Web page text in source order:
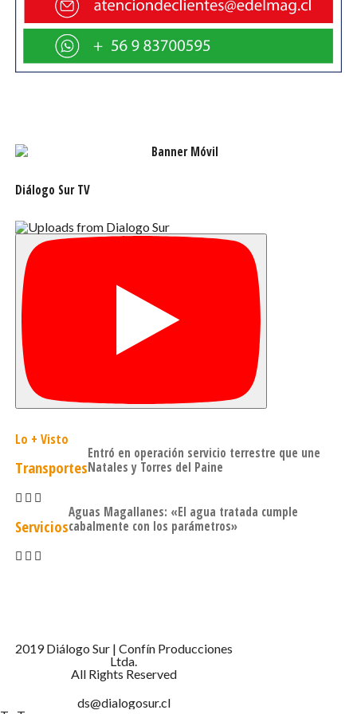
Tanto las presentaciones de Puerto Natales como la de
Punta Arenas, son de acceso gratuito y libre al público.
Ambos montajes se enmarcan en la realización de la
Diálogo Sur TV
Lo + Visto
Transportes
Entró en operación servicio terrestre que une
Natales y Torres del Paine
Servicios
Aguas Magallanes: «El agua tratada cumple
cabalmente con los parámetros»
2019 Diálogo Sur | Confín Producciones
Ltda.
All Rights Reserved
ds@dialogosur.cl